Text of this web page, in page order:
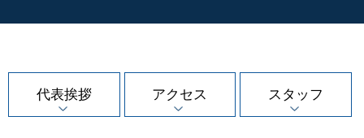
代表挨拶 アクセス スタッフ